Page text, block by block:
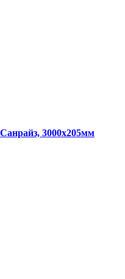
3000х205мм